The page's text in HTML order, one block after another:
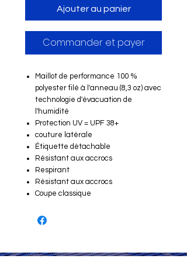
Ajouter au panier
Commander et payer
Maillot de performance 100 %
polyester filé à l'anneau (8,3 oz) avec
technologie d'évacuation de
l'humidité
Protection UV = UPF 38+
couture latérale
Étiquette détachable
Résistant aux accrocs
Respirant
Résistant aux accrocs
Coupe classique